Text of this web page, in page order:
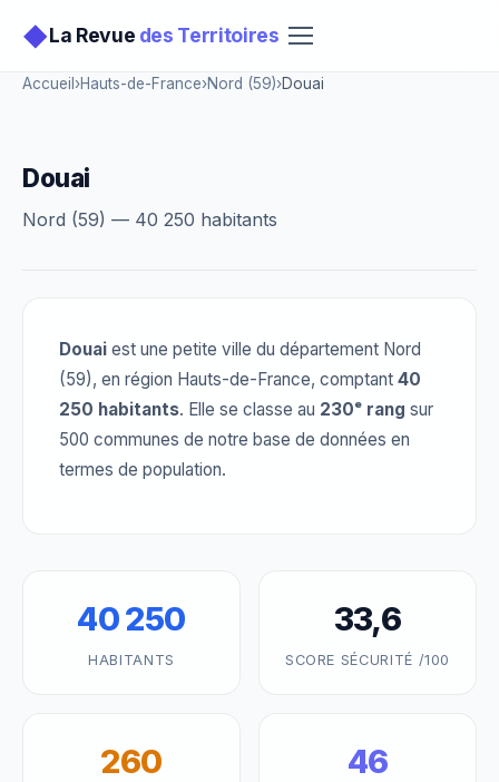
◆La Revue des Territoires
Accueil ›Hauts-de-France›Nord (59)›Douai
Douai
Nord (59) — 40 250 habitants
Douai est une petite ville du département Nord
(59), en région Hauts-de-France, comptant 40
250 habitants. Elle se classe au 230ᵉ rang sur
500 communes de notre base de données en
termes de population.
40 250
HABITANTS
33,6
SCORE SÉCURITÉ /100
260 46